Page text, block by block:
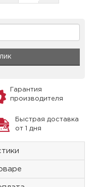
Гарантия
производителя
Быстрая доставка
от 1 дня